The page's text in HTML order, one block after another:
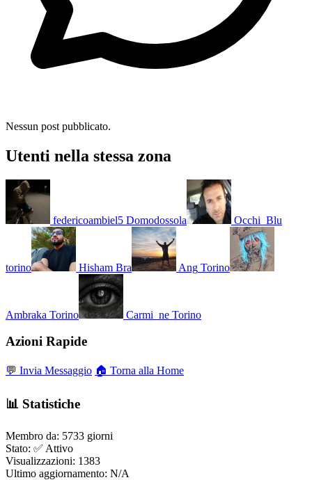
Nessun post pubblicato.
Utenti nella stessa zona
federicoambiel5 Domodossola Occhi_Blu
torino Hisham Bra Ang Torino
Ambraka Torino Carmi_ne Torino
Azioni Rapide
💬 Invia Messaggio 🏠 Torna alla Home
📊 Statistiche
Membro da: 5733 giorni
Stato: ✅ Attivo
Visualizzazioni: 1383
Ultimo aggiornamento: N/A